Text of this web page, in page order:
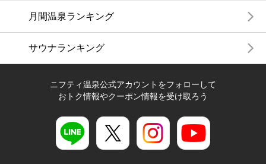
月間温泉ランキング
サウナランキング
ニフティ温泉公式アカウントをフォローして
おトク情報やクーポン情報を受け取ろう